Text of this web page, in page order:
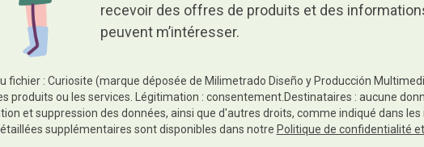
recevoir des offres de produits et des
peuvent m’intéresser.
fichier : Curiosite (marque déposée de Milimetrado Diseño y Producción
produits ou les services. Légitimation : consentement.Destinataires : aucune
et suppression des données, ainsi que d'autres droits, comme indiqué dans
supplémentaires sont disponibles dans notre Politique de confidentialité